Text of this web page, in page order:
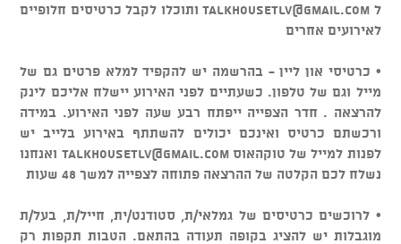
ל talkhousetlv@gmail.comותוכלו לקבל כרטיסים חלופיים
לאירועים אחרים
• כרטיסי און ליין - בהרשמה יש להקפיד למלא פרטים גם של
מייל וגם של טלפון. כשעתיים לפני האירוע יישלח אליכם לינק
להרצאה . חדר הצפייה ייפתח רבע שעה לפני האירוע. במידה
ורכשתם כרטיס ואינכם יכולים להשתתף באירוע בלייב יש
לפנות למייל של טוקהאוסtalkhousetlv@gmail.com ואנחנו
נשלח לכם הקלטה של ההרצאה פתוחה לצפייה למשך 48 שעות
• לרוכשים כרטיסים של גמלאי/ת, סטודנט/ית, חייל/ת, בעל/ת
מוגבלות יש להציג בקופה תעודה בהתאם. הטבות תקפות רק